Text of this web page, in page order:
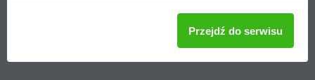
Przejdź do serwisu